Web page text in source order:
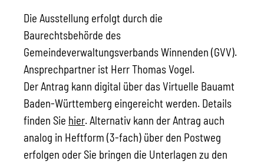
Die Ausstellung erfolgt durch die
Baurechtsbehörde des
Gemeindeverwaltungsverbands Winnenden (GVV).
Ansprechpartner ist Herr Thomas Vogel.
Der Antrag kann digital über das Virtuelle Bauamt
Baden-Württemberg eingereicht werden. Details
finden Sie hier. Alternativ kann der Antrag auch
analog in Heftform (3-fach) über den Postweg
erfolgen oder Sie bringen die Unterlagen zu den